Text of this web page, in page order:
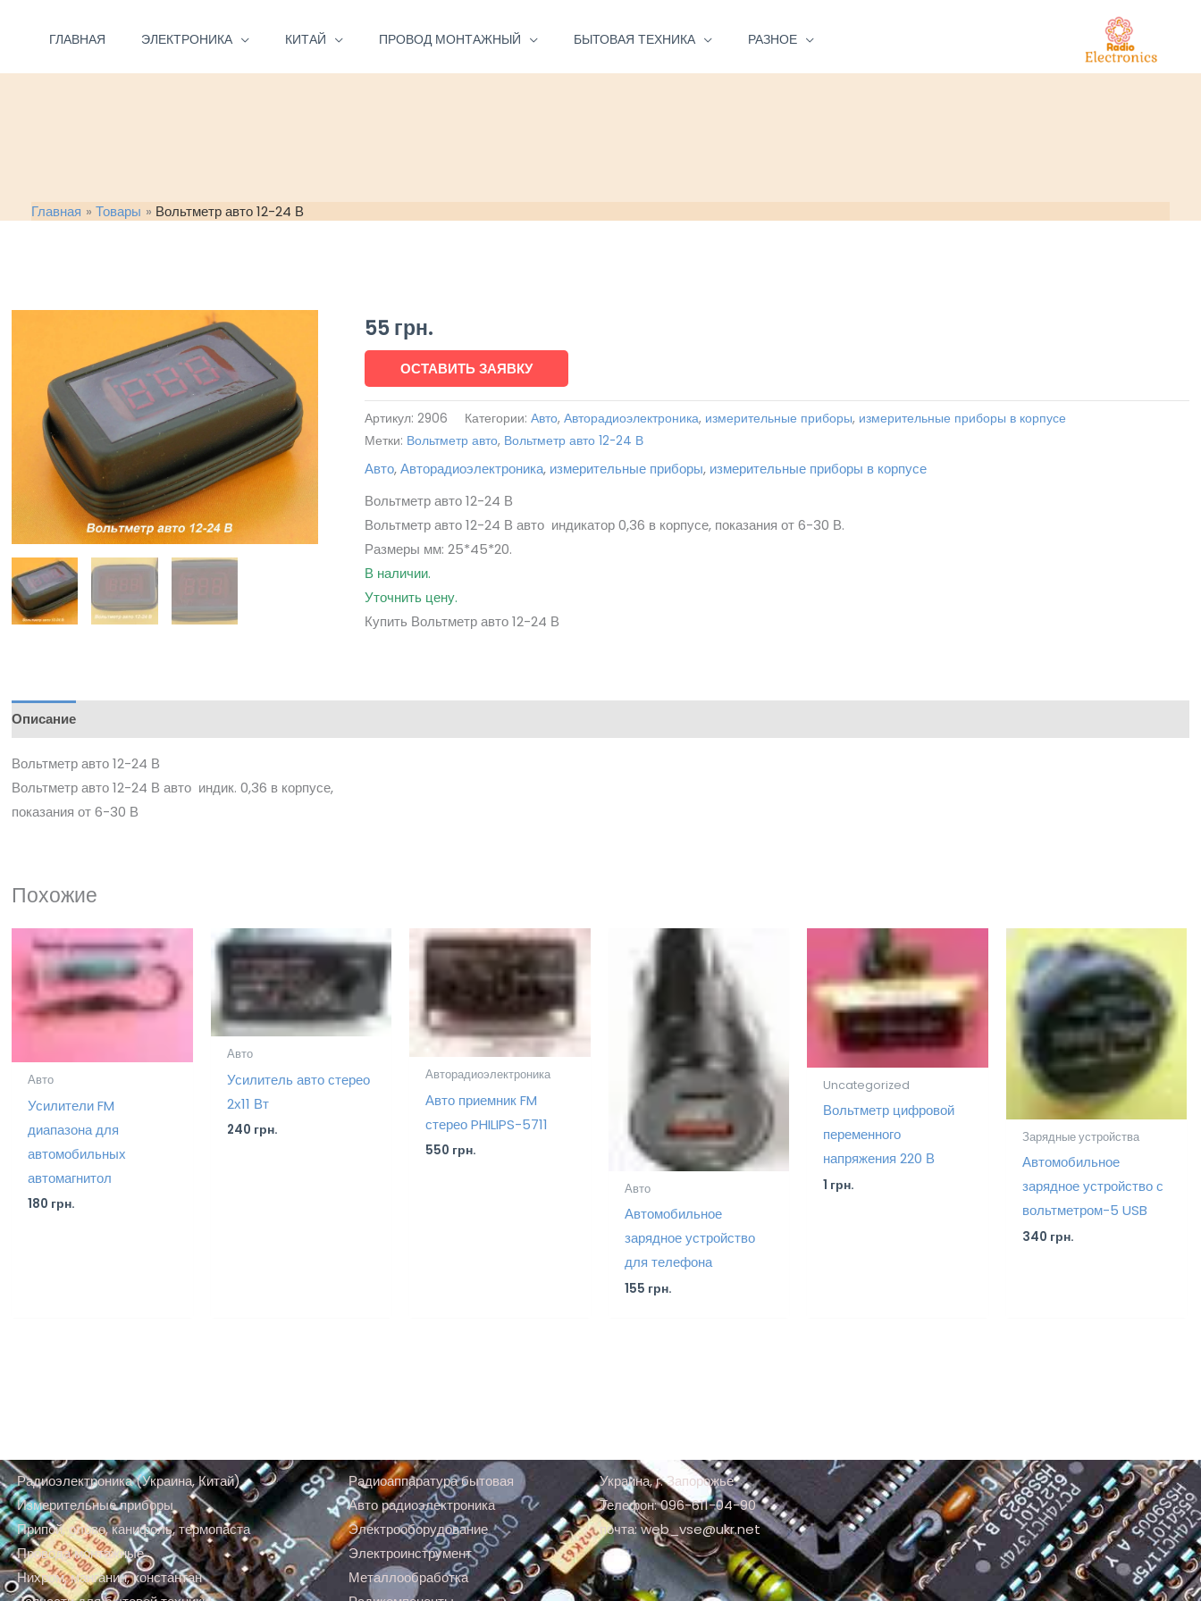
ГЛАВНАЯ ЭЛЕКТРОНИКА КИТАЙ ПРОВОД МОНТАЖНЫЙ БЫТОВАЯ ТЕХНИКА РАЗНОЕ
Главная Товары Вольтметр авто 12-24 В
55грн.
ОСТАВИТЬ ЗАЯВКУ
Артикул:2906 Категории:Авто,Авторадиоэлектроника, измерительные приборы, измерительные приборы в корпусе
Метки: Вольтметр авто, Вольтметр авто 12-24 В
Авто,Авторадиоэлектроника, измерительные приборы, измерительные приборы в корпусе
Вольтметр авто 12-24 В
Вольтметр авто 12-24 В авто индикатор 0,36 в корпусе, показания от 6-30 В.
Размеры мм: 25*45*20.
В наличии.
Уточнить цену.
Купить Вольтметр авто 12-24 В
Описание
Вольтметр авто 12-24 В
Вольтметр авто 12-24 В авто индик. 0,36 в корпусе,
показания от 6-30 В
Похожие
Авто
Усилители FM
диапазона для
автомобильных
автомагнитол
180 грн.
Авто
Усилитель авто стерео
2х11 Вт
240 грн.
Авторадиоэлектроника
Авто приемник FM
стерео PHILIPS-5711
550 грн.
Авто
Автомобильное
зарядное устройство
для телефона
155 грн.
Uncategorized
Вольтметр цифровой
переменного
напряжения 220 В
1 грн.
Зарядные устройства
Автомобильное
зарядное устройство с
вольтметром-5 USB
340 грн.
Радиоэлектроника (Украина, Китай)
Измерительные приборы
Припой, олово, канифоль, термопаста
Провода монтажные
Нихром, манганин, константан
Радиоаппаратура бытовая
Авто радиоэлектроника
Электрооборудование
Электроинструмент
Металлообработка
Украина, г. Запорожье
Телефон: 096-611-04-90
почта: web_vse@ukr.net